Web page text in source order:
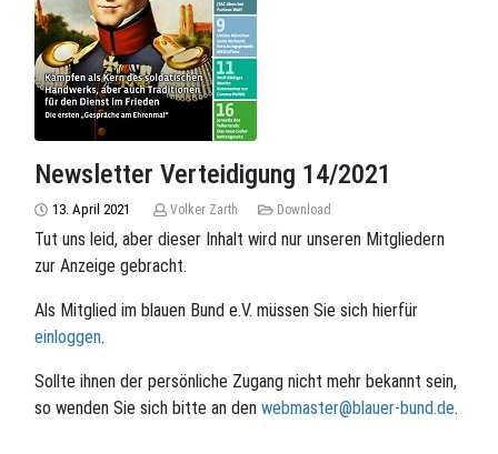
Newsletter Verteidigung 14/2021
13. April 2021 Volker Zarth Download
Tut uns leid, aber dieser Inhalt wird nur unseren Mitgliedern
zur Anzeige gebracht.
Als Mitglied im blauen Bund e.V. müssen Sie sich hierfür
einloggen.
Sollte ihnen der persönliche Zugang nicht mehr bekannt sein,
so wenden Sie sich bitte an den webmaster@blauer-bund.de.